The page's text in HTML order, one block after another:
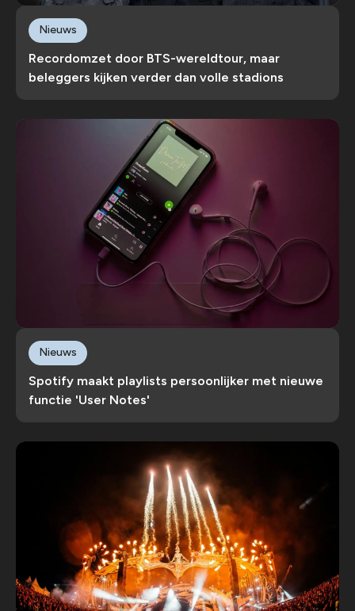
Recordomzet door BTS-wereldtour, maar
beleggers kijken verder dan volle stadions
Nieuws
Spotify maakt playlists persoonlijker met nieuwe
functie 'User Notes'
Nieuws